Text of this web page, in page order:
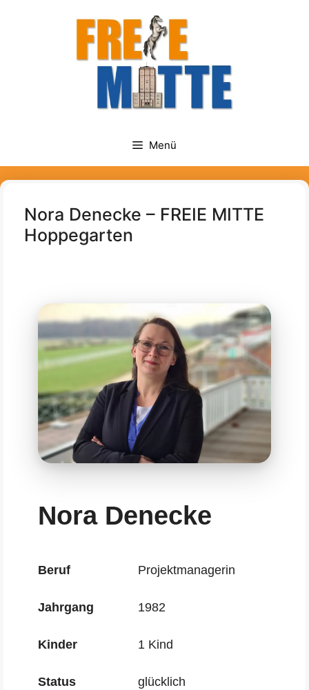
Menü
Nora Denecke – FREIE MITTE
Hoppegarten
Nora Denecke
Beruf Projektmanagerin
Jahrgang 1982
Kinder 1 Kind
Status glücklich